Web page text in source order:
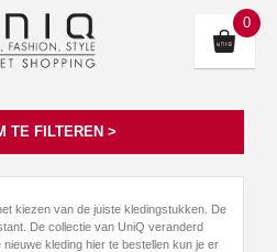
0
TE FILTEREN >
kiezen van de juiste kledingstukken. De
De collectie van UniQ veranderd
kleding hier te bestellen kun je er